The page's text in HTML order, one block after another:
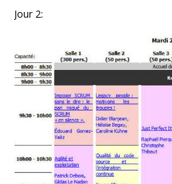
Jour 2: